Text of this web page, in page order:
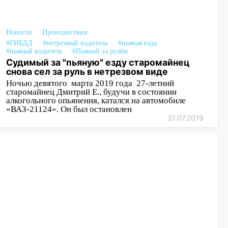
дождавшись коммунальщиков
14:16 Шторм продолжает ломать город:
на улице Любови Шевцовой рухнул
светофор
14:14 Студента из Ульяновска обманули
мошенники под видом преподавателя
Куда жаловаться ульяновцам на
Новости
Происшествия
#ГИБДД
#нетрезвый водитель
#пьяная езда
#пьяный водитель
#Пьяный за рулём
Судимый за "пьяную" езду старомайнец
снова сел за руль в нетрезвом виде
Ночью девятого марта 2019 года 27-летний
старомайнец Дмитрий Е., будучи в состоянии
алкогольного опьянения, катался на автомобиле
«ВАЗ-21124». Он был остановлен
31.07.2019